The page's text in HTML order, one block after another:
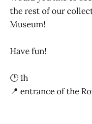
the rest of our
Museum!
Have fun!
🕑 1h
📍 entrance of the